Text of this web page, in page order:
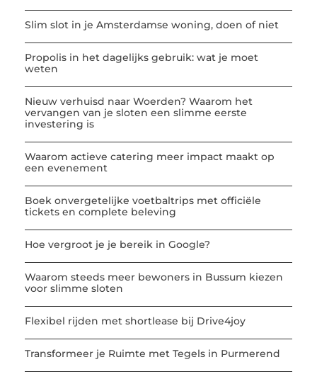
Slim slot in je Amsterdamse woning, doen of niet
Propolis in het dagelijks gebruik: wat je moet
weten
Nieuw verhuisd naar Woerden? Waarom het
vervangen van je sloten een slimme eerste
investering is
Waarom actieve catering meer impact maakt op
een evenement
Boek onvergetelijke voetbaltrips met officiële
tickets en complete beleving
Hoe vergroot je je bereik in Google?
Waarom steeds meer bewoners in Bussum kiezen
voor slimme sloten
Flexibel rijden met shortlease bij Drive4joy
Transformeer je Ruimte met Tegels in Purmerend